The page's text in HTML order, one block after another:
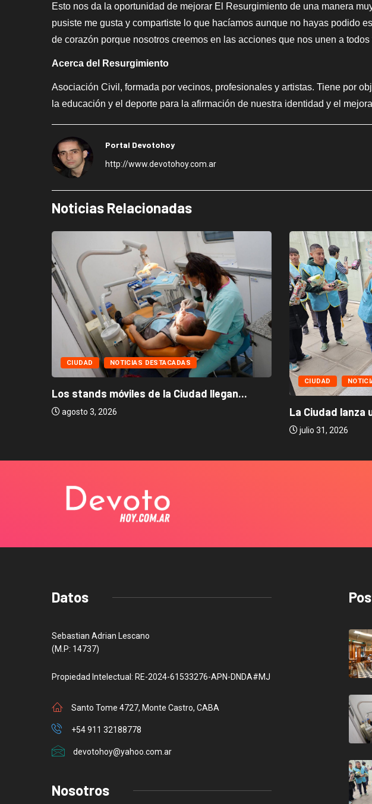
Esto nos da la oportunidad de mejorar El Resurgimiento de una manera
pusiste me gusta y compartiste lo que hacíamos aunque no hayas podido
de corazón porque nosotros creemos en las acciones que nos unen a
Acerca del Resurgimiento
Asociación Civil, formada por vecinos, profesionales y artistas. Tiene por
la educación y el deporte para la afirmación de nuestra identidad y el
Portal Devotohoy
http://www.devotohoy.com.ar
Noticias Relacionadas
CIUDAD NOTICIAS DESTACADAS
Los stands móviles de la Ciudad llegan...
agosto 3, 2026
CIUDAD
La Ciudad lanza
julio 31, 2026
Datos
Sebastian Adrian Lescano
(M.P: 14737)
Propiedad Intelectual: RE-2024-61533276-APN-DNDA#MJ
Santo Tome 4727, Monte Castro, CABA
+54 911 32188778
devotohoy@yahoo.com.ar
Nosotros